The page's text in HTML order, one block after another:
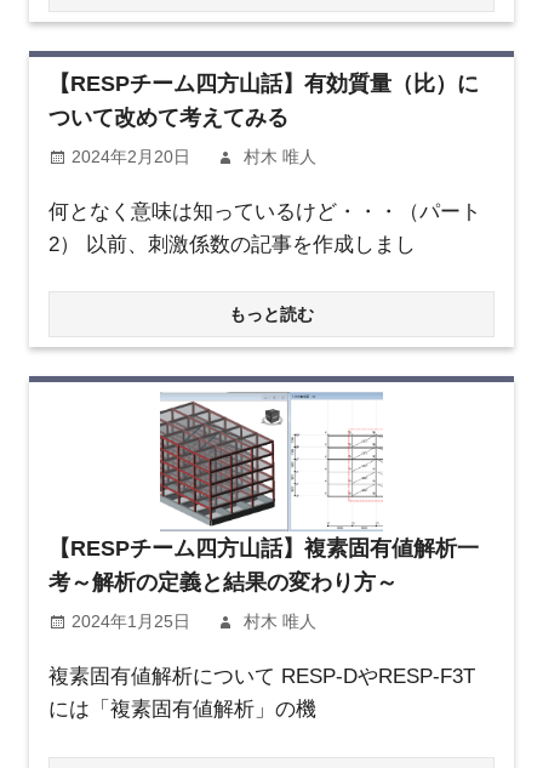
【RESPチーム四方山話】有効質量（比）に
ついて改めて考えてみる
2024年2月20日 村木 唯人
何となく意味は知っているけど・・・（パート
2） 以前、刺激係数の記事を作成しまし
もっと読む
【RESPチーム四方山話】複素固有値解析一
考～解析の定義と結果の変わり方～
2024年1月25日 村木 唯人
複素固有値解析について RESP-DやRESP-F3T
には「複素固有値解析」の機